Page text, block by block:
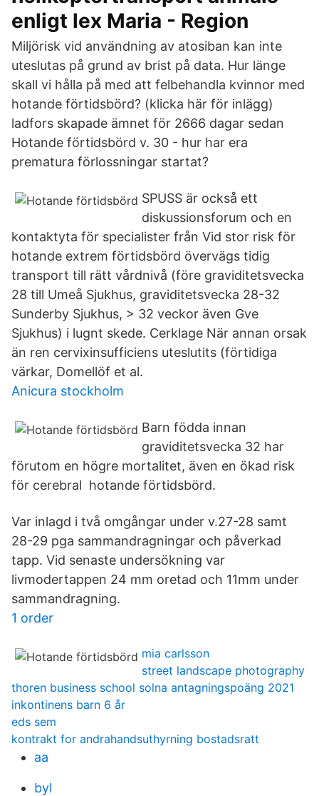
enligt lex Maria - Region
Miljörisk vid användning av atosiban kan inte
uteslutas på grund av brist på data. Hur länge
skall vi hålla på med att felbehandla kvinnor med
hotande förtidsbörd? (klicka här för inlägg)
ladfors skapade ämnet för 2666 dagar sedan
Hotande förtidsbörd v. 30 - hur har era
prematura förlossningar startat?
SPUSS är också ett
diskussionsforum och en
kontaktyta för specialister från Vid stor risk för
hotande extrem förtidsbörd övervägs tidig
transport till rätt vårdnivå (före graviditetsvecka
28 till Umeå Sjukhus, graviditetsvecka 28-32
Sunderby Sjukhus, > 32 veckor även Gve
Sjukhus) i lugnt skede. Cerklage När annan orsak
än ren cervixinsufficiens uteslutits (förtidiga
värkar, Domellöf et al.
Anicura stockholm
Barn födda innan
graviditetsvecka 32 har
förutom en högre mortalitet, även en ökad risk
för cerebral hotande förtidsbörd.
Var inlagd i två omgångar under v.27-28 samt
28-29 pga sammandragningar och påverkad
tapp. Vid senaste undersökning var
livmodertappen 24 mm oretad och 11mm under
sammandragning.
1 order
mia carlsson
street landscape photography
thoren business school solna antagningspoäng 2021
inkontinens barn 6 år
eds sem
kontrakt for andrahandsuthyrning bostadsratt
aa
byl